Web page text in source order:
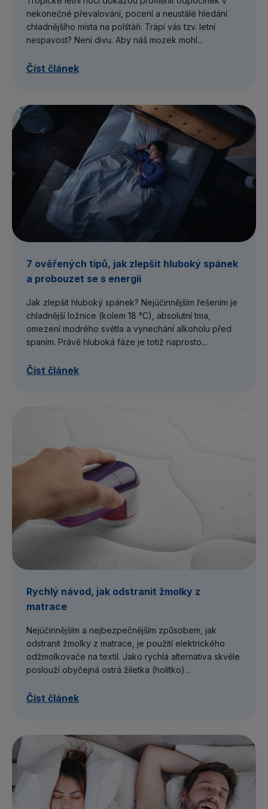
nekonečné převalování, pocení a neustálé hledání
chladnějšího místa na polštáři. Trápí vás tzv. letní
nespavost? Není divu. Aby náš mozek mohl...
Číst článek
7 ověřených tipů, jak zlepšit hluboký spánek
a probouzet se s energií
Jak zlepšit hluboký spánek? Nejúčinnějším řešením je
chladnější ložnice (kolem 18 °C), absolutní tma,
omezení modrého světla a vynechání alkoholu před
spaním. Právě hluboká fáze je totiž naprosto...
Číst článek
Rychlý návod, jak odstranit žmolky z
matrace
Nejúčinnějším a nejbezpečnějším způsobem, jak
odstranit žmolky z matrace, je použití elektrického
odžmolkovače na textil. Jako rychlá alternativa skvěle
poslouží obyčejná ostrá žiletka (holítko)...
Číst článek